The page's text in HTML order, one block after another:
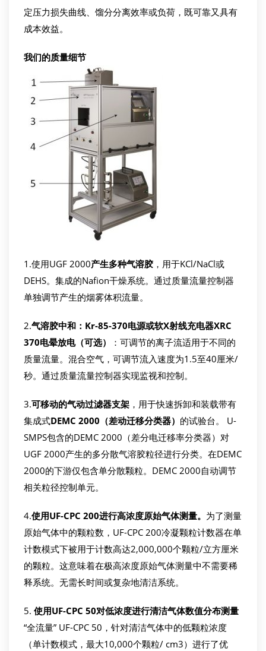
定压力损失曲线、馏分分离效率或负荷，既可靠又具有
成本效益。
我们的质量细节
1.使用UGF 2000产生多种气溶胶，用于KCl/NaCl或
DEHS。集成的Nafion干燥系统。通过质量流量控制器
单独调节产生的烟雾体积流量。
2.气溶胶中和： Kr-85-370电源或软X射线充电器XRC
370电晕放电（可选）
：可调节的离子流适用于不同的
质量流量。混合空气，可调节流入速度为1.5至40厘米/
秒。通过质量流量控制器实现监视和控制。
3.可移动的气动过滤器支架 ，用于快速拆卸和装载带有
集成式DEMC 2000 （差动迁移分类器） 的试验台。 U-
SMPS包含的DEMC 2000（差分电迁移率分类器）对
UGF 2000产生的多分散气溶胶粒径进行分类。在DEMC
2000的下游仅包含单分散颗粒。DEMC 2000自动调节
相关粒径控制单元。
4.使用UF-CPC 200进行高浓度原始气体测量。 为了测量
原始气体中的颗粒数，UF-CPC 200冷凝颗粒计数器在单
计数模式下被用于计数高达2,000,000个颗粒/立方厘米
的颗粒。这意味着在极高浓度原始气体测量中不需要稀
释系统。无需长时间或复杂地清洁系统。
5. 使用UF-CPC 50对低浓度进行清洁气体数值分布测量
“全流量” UF-CPC 50，针对清洁气体中的低颗粒浓度
（单计数模式，最大10,000个颗粒/ cm3）进行了优